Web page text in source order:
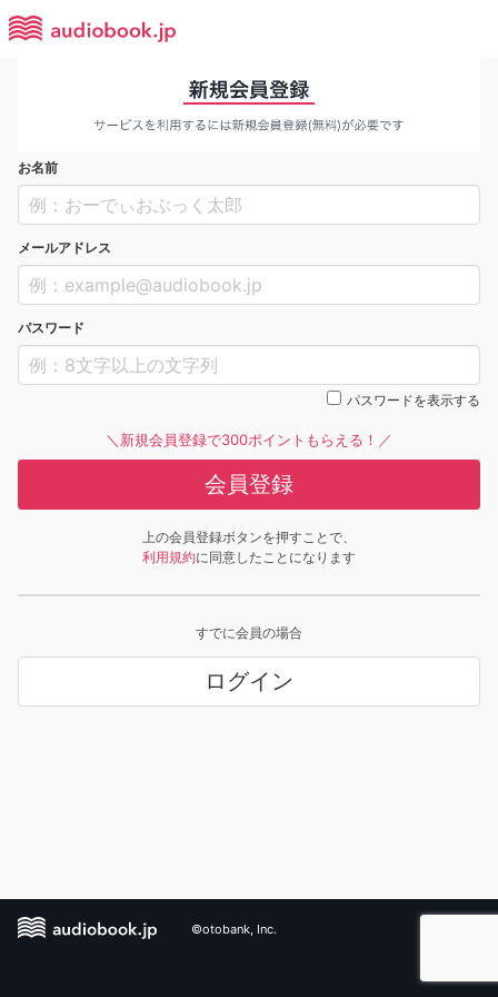
お名前
メールアドレス
パスワード
パスワードを表示する
＼新規会員登録で300ポイントもらえる！／
会員登録
上の会員登録ボタンを押すことで、
利用規約に同意したことになります
すでに会員の場合
ログイン
©otobank, Inc.